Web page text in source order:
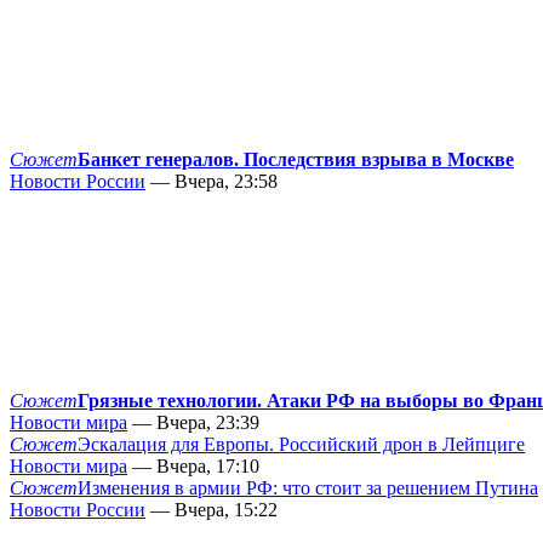
СюжетБанкет генералов. Последствия взрыва в Москве
Новости России — Вчера, 23:58
СюжетГрязные технологии. Атаки РФ на выборы во
Новости мира — Вчера, 23:39
СюжетЭскалация для Европы. Российский дрон в Лейпциге
Новости мира — Вчера, 17:10
СюжетИзменения в армии РФ: что стоит за решением Путина
Новости России — Вчера, 15:22